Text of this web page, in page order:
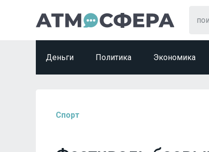
Деньги Политика Экономика
Спорт